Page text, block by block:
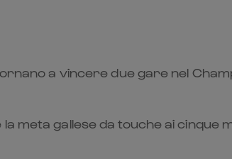
a vincere due gare nel
la meta gallese da touche ai